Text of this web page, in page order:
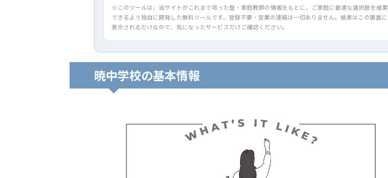
※このツールは、当サイトがこれまで培った塾・家庭教師の情報をもとに、ご家庭に最適な選択肢を提案
できるよう独自に開発した無料ツールです。登録不要・営業の連絡は一切ありません。結果はこの画面に
表示されるだけなので、気になったサービスだけご確認ください。
暁中学校の基本情報